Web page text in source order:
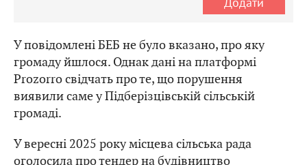
У повідомлені БЕБ не було вказано, про яку
громаду йшлося. Однак дані на платформі
Prozorro свідчать про те, що порушення
виявили саме у Підберізцівській сільській
громаді.
У вересні 2025 року місцева сільська рада
оголосила про тендер на будівництво